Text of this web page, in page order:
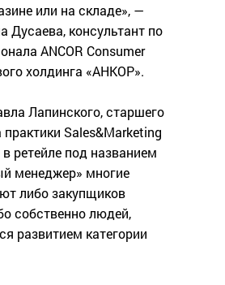
или на складе», —
Дусаева, консультант по
ANCOR Consumer
холдинга «АНКОР».
Лапинского, старшего
практики Sales&Marketing
в ретейле под названием
менеджер» многие
либо закупщиков
собственно людей,
развитием категории